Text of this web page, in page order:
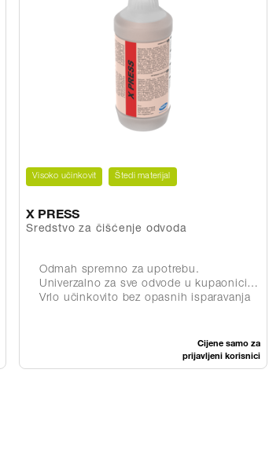
Visoko učinkovit Štedi materijal
X PRESS
Sredstvo za čišćenje odvoda
Odmah spremno za upotrebu.
Univerzalno za sve odvode u kupaonici i kuhinji
Vrlo učinkovito bez opasnih isparavanja
Cijene samo za
prijavljeni korisnici